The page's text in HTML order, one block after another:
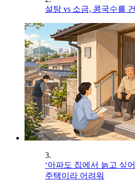
설탕 vs 소금, 콩국수를
3.
‘아파도 집에서 늙고 싶
주택이라 어려워